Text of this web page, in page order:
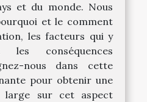
et du monde. Nous
et le comment
les facteurs qui y
les conséquences
nous dans cette
pour obtenir une
large sur cet aspect